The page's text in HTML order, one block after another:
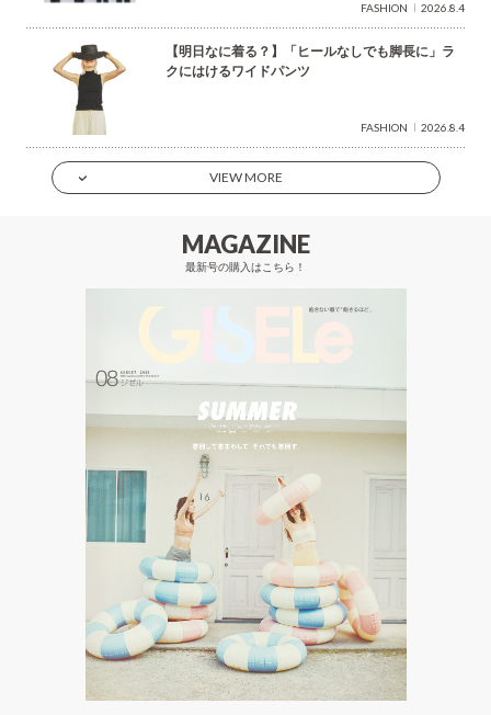
FASHION 2026.8.4
【明日なに着る？】「ヒールなしでも脚長に」ラ
クにはけるワイドパンツ
FASHION 2026.8.4
VIEW MORE
MAGAZINE
最新号の購入はこちら！